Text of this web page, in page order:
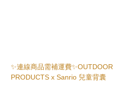
✨連線商品需補運費✨OUTDOOR
PRODUCTS x Sanrio 兒童背囊